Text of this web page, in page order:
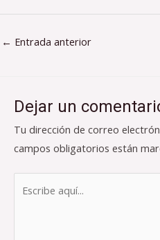
← Entrada anterior
Dejar un
Tu dirección de correo
campos obligatorios están